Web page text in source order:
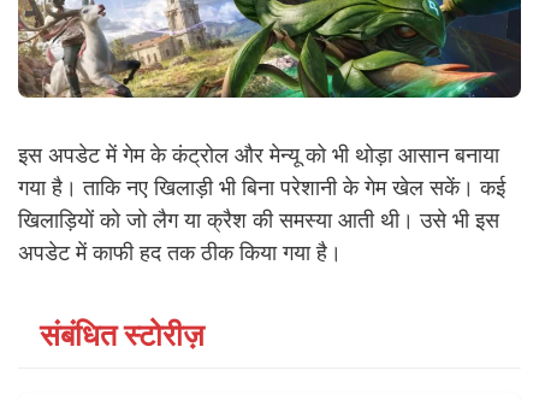
इस अपडेट में गेम के कंट्रोल और मेन्यू को भी थोड़ा आसान बनाया
गया है। ताकि नए खिलाड़ी भी बिना परेशानी के गेम खेल सकें। कई
खिलाड़ियों को जो लैग या क्रैश की समस्या आती थी। उसे भी इस
अपडेट में काफी हद तक ठीक किया गया है।
संबंधित स्टोरीज़